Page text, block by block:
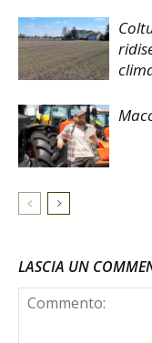
LASCIA UN